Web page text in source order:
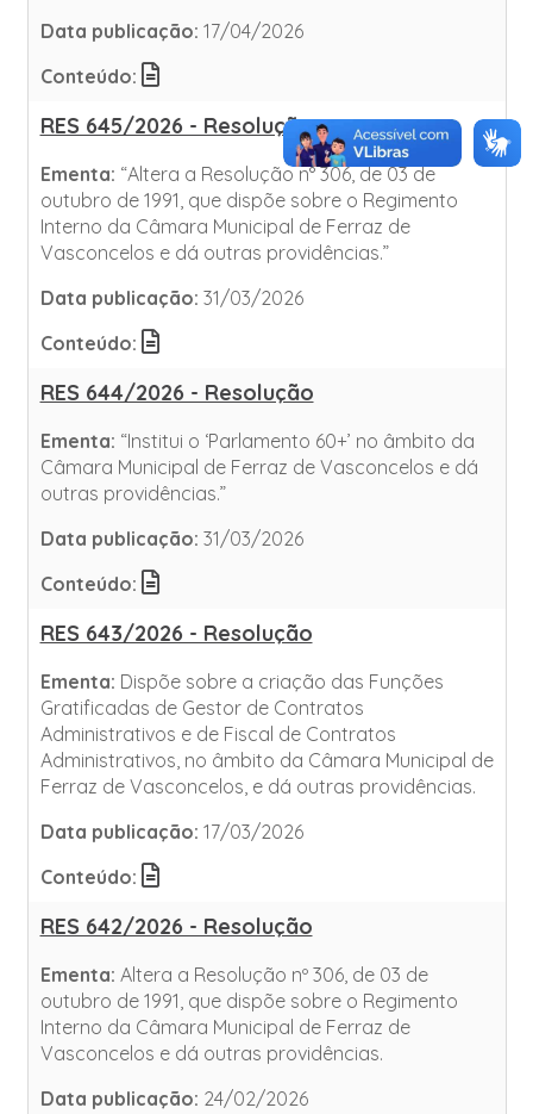
Data publicação: 17/04/2026
Conteúdo:
RES 645/2026 - Resolução
Ementa: “Altera a Resolução n° 306, de 03 de
outubro de 1991, que dispõe sobre o Regimento
Interno da Câmara Municipal de Ferraz de
Vasconcelos e dá outras providências.”
Data publicação: 31/03/2026
Conteúdo:
RES 644/2026 - Resolução
Ementa: “Institui o ‘Parlamento 60+’ no âmbito da
Câmara Municipal de Ferraz de Vasconcelos e dá
outras providências.”
Data publicação: 31/03/2026
Conteúdo:
RES 643/2026 - Resolução
Ementa: Dispõe sobre a criação das Funções
Gratificadas de Gestor de Contratos
Administrativos e de Fiscal de Contratos
Administrativos, no âmbito da Câmara Municipal de
Ferraz de Vasconcelos, e dá outras providências.
Data publicação: 17/03/2026
Conteúdo:
RES 642/2026 - Resolução
Ementa: Altera a Resolução nº 306, de 03 de
outubro de 1991, que dispõe sobre o Regimento
Interno da Câmara Municipal de Ferraz de
Vasconcelos e dá outras providências.
Data publicação: 24/02/2026